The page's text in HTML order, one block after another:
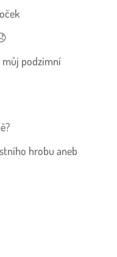
můj podzimní
hrobu aneb